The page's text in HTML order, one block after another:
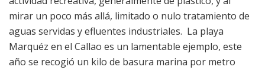
mirar un poco más allá, limitado o nulo tratamiento de
aguas servidas y efluentes industriales. La playa
Marquéz en el Callao es un lamentable ejemplo, este
año se recogió un kilo de basura marina por metro